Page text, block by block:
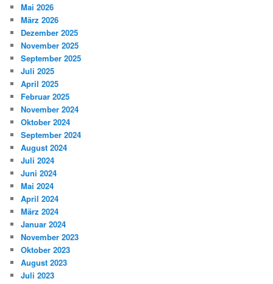
Mai 2026
März 2026
Dezember 2025
November 2025
September 2025
Juli 2025
April 2025
Februar 2025
November 2024
Oktober 2024
September 2024
August 2024
Juli 2024
Juni 2024
Mai 2024
April 2024
März 2024
Januar 2024
November 2023
Oktober 2023
August 2023
Juli 2023